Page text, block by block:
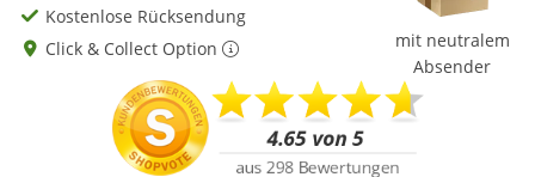
Kostenlose Rücksendung
Click & Collect Option
mit neutralem
Absender